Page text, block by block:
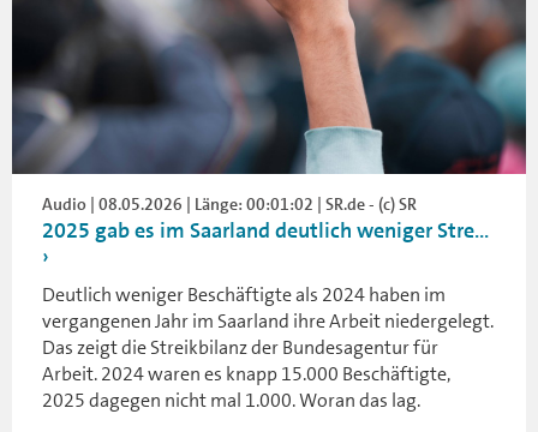
Audio | 08.05.2026 | Länge: 00:01:02 | SR.de - (c) SR
2025 gab es im Saarland deutlich weniger Stre...
Deutlich weniger Beschäftigte als 2024 haben im
vergangenen Jahr im Saarland ihre Arbeit niedergelegt.
Das zeigt die Streikbilanz der Bundesagentur für
Arbeit. 2024 waren es knapp 15.000 Beschäftigte,
2025 dagegen nicht mal 1.000. Woran das lag.